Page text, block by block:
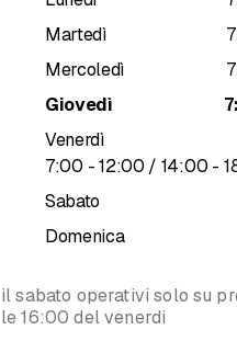
Consulenze
Garantiamo
TRASPORTO
Carichi parziali e
Servizio pacchi
Servizi espressi
Servizio Via Mare
Servizio Via Aereo
Martedì
7
Mercoledì
7
Giovedì
7:
Venerdì
7:00 - fino a
12:00 / 14:00 -
Sabato
Domenica
il sabato operativi solo su
le 16:00 del venerdi